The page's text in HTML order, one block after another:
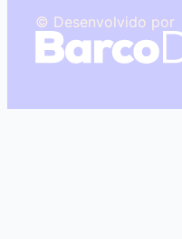
© Desenvolvido por